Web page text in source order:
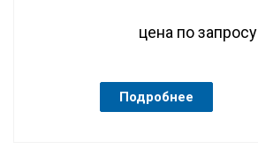
цена по запросу
Подробнее